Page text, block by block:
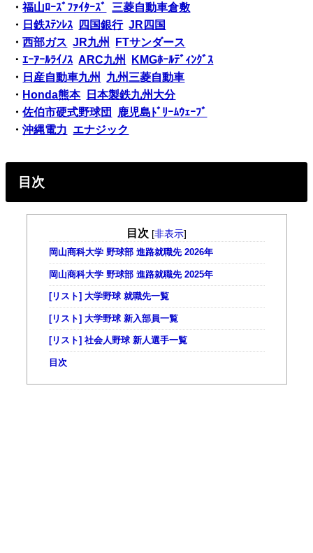
・福山ﾛｰｽﾞﾌｧｲﾀｰｽﾞ
三菱自動車倉敷
・ 日鉄ｽﾃﾝﾚｽ 四国銀行 JR四国
・西部ガス JR九州
FTサンダース
・ｴｰｱｰﾙﾗｲﾉｽ ARC九州
KMGﾎｰﾙﾃﾞｨﾝｸﾞｽ
・ 日産自動車九州
九州三菱自動車
・ Honda熊本
日本製鉄九州大分
・佐伯市硬式野球団
鹿児島ﾄﾞﾘｰﾑｳｪｰﾌﾞ
・沖縄電力 エナジック
目次
目次 [非表示]
岡山商科大学 野球部 進路就職先 2026年
岡山商科大学 野球部 進路就職先 2025年
[リスト] 大学野球 就職先一覧
[リスト] 大学野球 新入部員一覧
[リスト] 社会人野球 新人選手一覧
目次